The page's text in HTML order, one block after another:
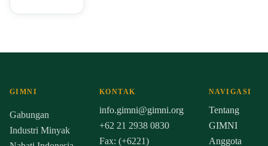
GIMNI
Gabungan
Industri Minyak
KONTAK
info.gimni@gimni.org
+62 21 2938 0830
Fax: (+6221)
NAVIGASI
Tentang
GIMNI
Anggota